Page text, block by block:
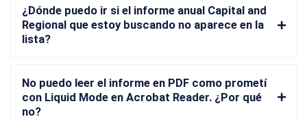
¿Dónde puedo ir si el informe anual Capital and
Regional que estoy buscando no aparece en la
lista?
No puedo leer el informe en PDF como prometí
con Liquid Mode en Acrobat Reader. ¿Por qué
no?